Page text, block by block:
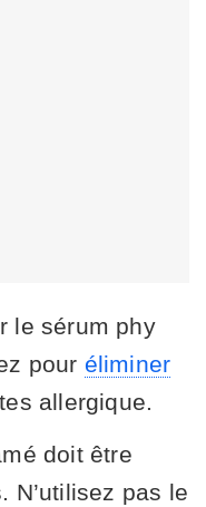
le sérum phy
pour éliminer
allergique.
doit être
N’utilisez pas le